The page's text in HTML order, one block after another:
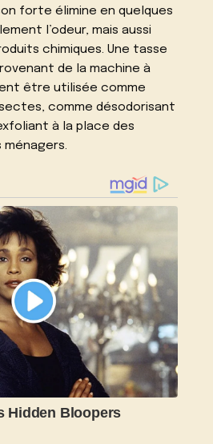
forte élimine en quelques
l’odeur, mais aussi
chimiques. Une tasse
de la machine à
être utilisée comme
comme désodorisant
à la place des
ménagers.